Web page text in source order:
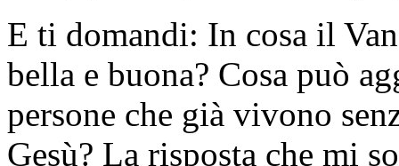
E ti domandi: In cosa il
bella e buona? Cosa può
persone che già vivono
Gesù? La risposta che mi